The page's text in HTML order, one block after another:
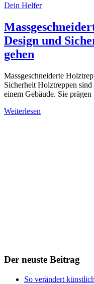
Dein Helfer
Design und
gehen
Massgeschneiderte
Sicherheit Holztreppen
einem Gebäude. Sie prägen
Weiterlesen
Der neuste Beitrag
So verändert